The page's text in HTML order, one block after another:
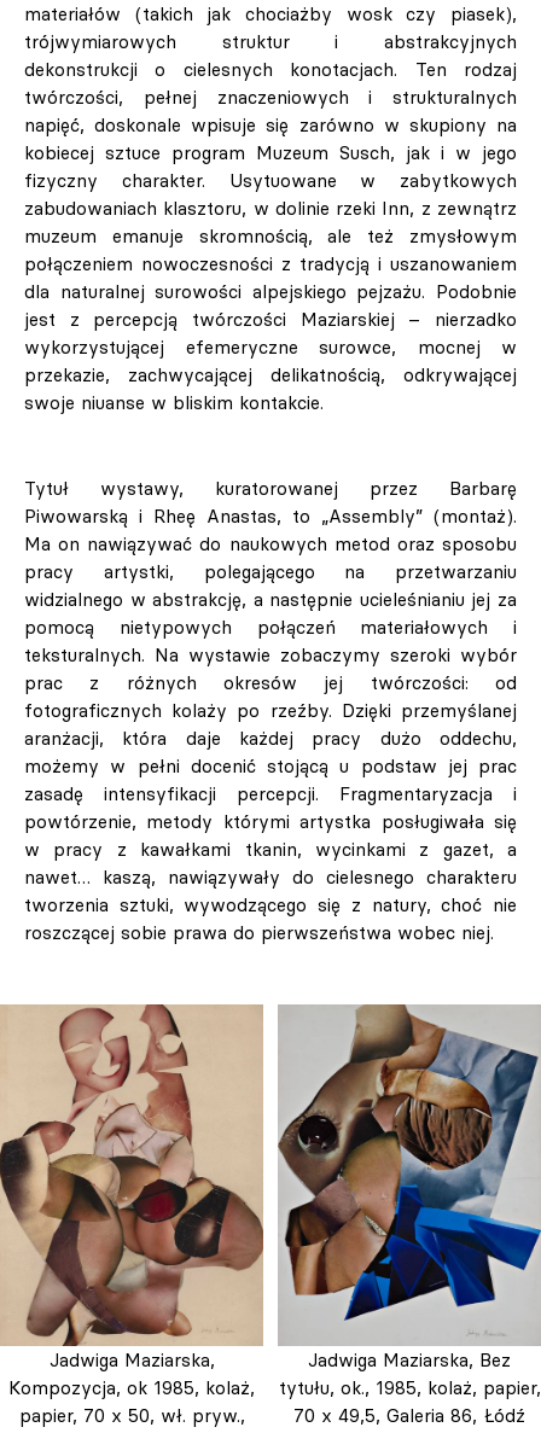
materiałów (takich jak chociażby wosk czy piasek),
trójwymiarowych struktur i abstrakcyjnych
dekonstrukcji o cielesnych konotacjach. Ten rodzaj
twórczości, pełnej znaczeniowych i strukturalnych
napięć, doskonale wpisuje się zarówno w skupiony na
kobiecej sztuce program Muzeum Susch, jak i w jego
fizyczny charakter. Usytuowane w zabytkowych
zabudowaniach klasztoru, w dolinie rzeki Inn, z zewnątrz
muzeum emanuje skromnością, ale też zmysłowym
połączeniem nowoczesności z tradycją i uszanowaniem
dla naturalnej surowości alpejskiego pejzażu. Podobnie
jest z percepcją twórczości Maziarskiej – nierzadko
wykorzystującej efemeryczne surowce, mocnej w
przekazie, zachwycającej delikatnością, odkrywającej
swoje niuanse w bliskim kontakcie.
Tytuł wystawy, kuratorowanej przez Barbarę
Piwowarską i Rheę Anastas, to „Assembly” (montaż).
Ma on nawiązywać do naukowych metod oraz sposobu
pracy artystki, polegającego na przetwarzaniu
widzialnego w abstrakcję, a następnie ucieleśnianiu jej za
pomocą nietypowych połączeń materiałowych i
teksturalnych. Na wystawie zobaczymy szeroki wybór
prac z różnych okresów jej twórczości: od
fotograficznych kolaży po rzeźby. Dzięki przemyślanej
aranżacji, która daje każdej pracy dużo oddechu,
możemy w pełni docenić stojącą u podstaw jej prac
zasadę intensyfikacji percepcji. Fragmentaryzacja i
powtórzenie, metody którymi artystka posługiwała się
w pracy z kawałkami tkanin, wycinkami z gazet, a
nawet… kaszą, nawiązywały do cielesnego charakteru
tworzenia sztuki, wywodzącego się z natury, choć nie
roszczącej sobie prawa do pierwszeństwa wobec niej.
Jadwiga Maziarska,
Kompozycja, ok 1985, kolaż,
papier, 70 x 50, wł. pryw.,
Jadwiga Maziarska, Bez
tytułu, ok., 1985, kolaż, papier,
70 x 49,5, Galeria 86, Łódź